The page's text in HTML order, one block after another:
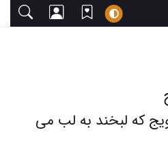
که لبخند به لب می